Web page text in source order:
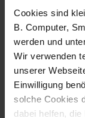
Cookies sind
B. Computer,
werden und
Wir verwenden
unserer
Einwilligung
solche Cookies
dabei helfen,
Fotografo:
Sternbach
Download